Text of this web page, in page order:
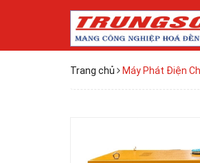
Trang chủ Máy Phát Điện